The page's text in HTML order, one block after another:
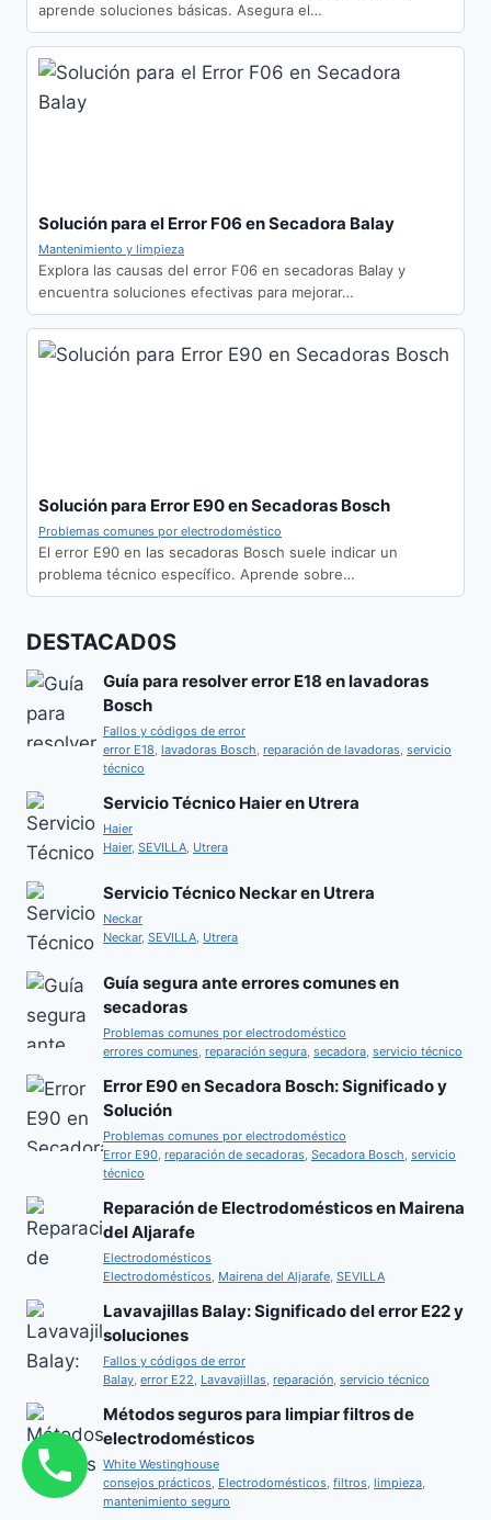
aprende soluciones básicas. Asegura el…
Solución para el Error F06 en Secadora Balay
Mantenimiento y limpieza
Explora las causas del error F06 en secadoras Balay y
encuentra soluciones efectivas para mejorar…
Solución para Error E90 en Secadoras Bosch
Problemas comunes por electrodoméstico
El error E90 en las secadoras Bosch suele indicar un
problema técnico específico. Aprende sobre…
DESTACAD0S
Guía para resolver error E18 en lavadoras
Bosch
Fallos y códigos de error
error E18 lavadoras Bosch reparación de lavadoras servicio
técnico
Servicio Técnico Haier en Utrera
Haier
Haier, SEVILLA Utrera
Servicio Técnico Neckar en Utrera
Neckar
Neckar, SEVILLA Utrera
Guía segura ante errores comunes en
secadoras
Problemas comunes por electrodoméstico
errores comunes reparación segura secadora servicio técnico
Error E90 en Secadora Bosch: Significado y
Solución
Problemas comunes por electrodoméstico
Error E90 reparación de secadoras Secadora Bosch servicio
técnico
Reparación de Electrodomésticos en Mairena
del Aljarafe
Electrodomésticos
Electrodomésticos Mairena del Aljarafe SEVILLA
Lavavajillas Balay: Significado del error E22 y
soluciones
Fallos y códigos de error
Balay error E22 Lavavajillas reparación servicio técnico
Métodos seguros para limpiar filtros de
electrodomésticos
White Westinghouse
consejos prácticos Electrodomésticos filtros limpieza
mantenimiento seguro